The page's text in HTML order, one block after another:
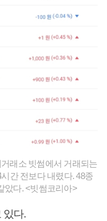
래소 빗썸에서 거래되는
간 전보다 내렸다. 48종
았다. <빗썸코리아>
있다.